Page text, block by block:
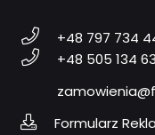
+48 797 734
+48 505 134
Formularz